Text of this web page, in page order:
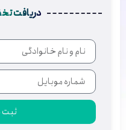
دریافت